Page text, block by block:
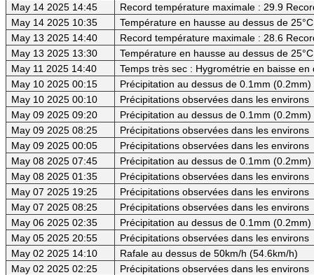
May 14 2025 14:45
Record température maximale : 29.9
May 14 2025 10:35
Température en hausse au dessus de
May 13 2025 14:40
Record température maximale : 28.6
May 13 2025 13:30
Température en hausse au dessus de
May 11 2025 14:40
Temps très sec : Hygrométrie en baisse
May 10 2025 00:15
Précipitation au dessus de 0.1mm
May 10 2025 00:10
Précipitations observées dans les environs
May 09 2025 09:20
Précipitation au dessus de 0.1mm
May 09 2025 08:25
Précipitations observées dans les environs
May 09 2025 00:05
Précipitations observées dans les environs
May 08 2025 07:45
Précipitation au dessus de 0.1mm (0.2mm)
May 08 2025 01:35
Précipitations observées dans les environs
May 07 2025 19:25
Précipitations observées dans les environs
May 07 2025 08:25
Précipitations observées dans les environs
May 06 2025 02:35
Précipitation au dessus de 0.1mm
May 05 2025 20:55
Précipitations observées dans les environs
May 02 2025 14:10
Rafale au dessus de 50km/h (54.6km/h)
May 02 2025 02:25
Précipitations observées dans les environs